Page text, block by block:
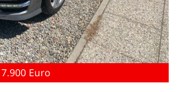
7.900 Euro